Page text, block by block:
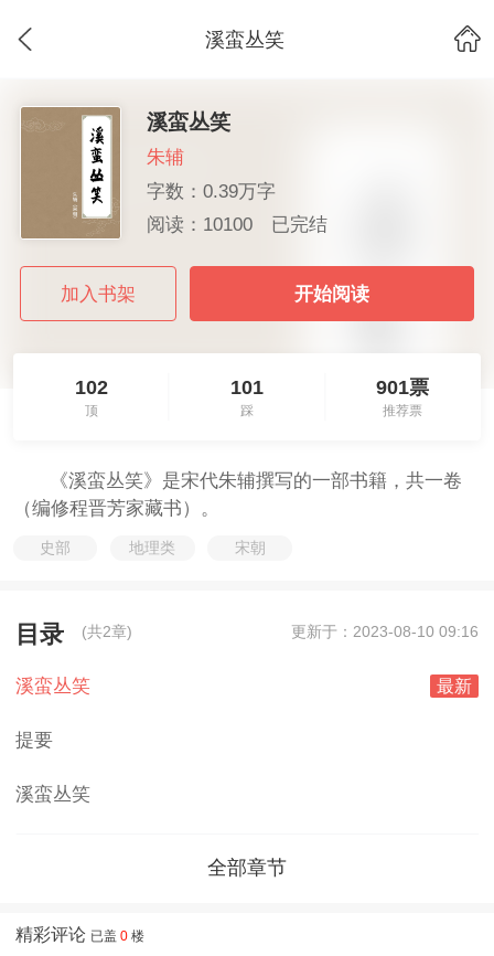
溪蛮丛笑
溪蛮丛笑
朱辅
字数：0.39万字
阅读：10100
已完结
加入书架 开始阅读
102
顶
101
踩
901票
推荐票
《溪蛮丛笑》是宋代朱辅撰写的一部书籍，共一卷
（编修程晋芳家藏书）。
史部 地理类 宋朝
目录 (共2章) 更新于：2023-08-10 09:16
溪蛮丛笑 最新
提要
溪蛮丛笑
全部章节